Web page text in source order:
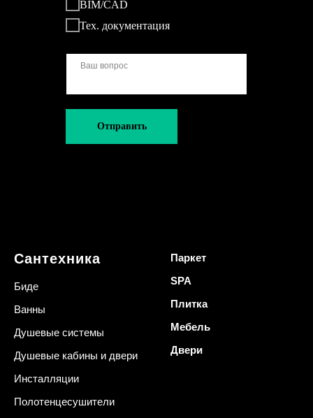
BIM/CAD
Тех. документация
Отправить
Сантехника
Биде
Ванны
Душевые системы
Душевые кабины и двери
Инсталляции
Полотенцесушители
Паркет
SPA
Плитка
Мебель
Двери